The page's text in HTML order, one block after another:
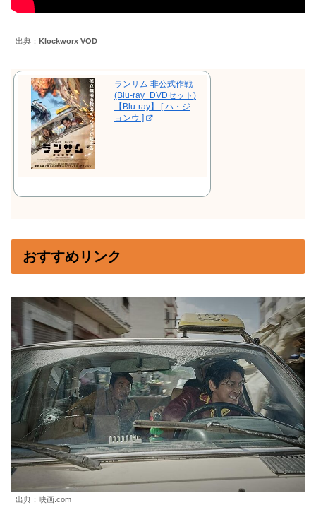
出典： Klockworx VOD
ランサム 非公式作戦
(Blu-ray+DVDセット)
【Blu-ray】 [ ハ・ジ
ョンウ ]
おすすめリンク
出典：映画.com